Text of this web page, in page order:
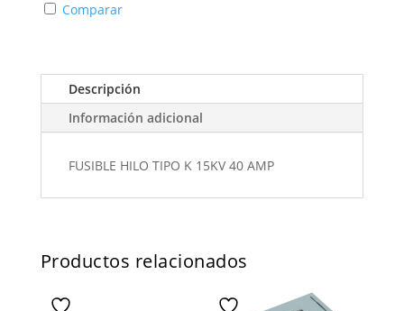
Comparar
Descripción
Información adicional
FUSIBLE HILO TIPO K 15KV 40 AMP
Productos relacionados